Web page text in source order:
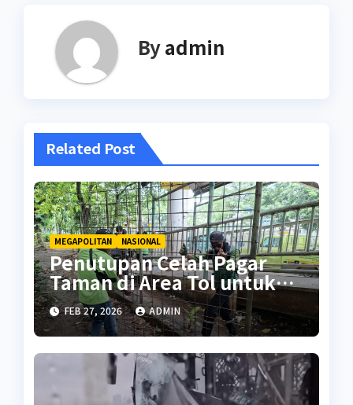
Byadmin
Related Post
MEGAPOLITAN NASIONAL
Penutupan Celah Pagar
Taman di Area Tol untuk
Cegah Penyalahgunaan
FEB 27, 2026 ADMIN